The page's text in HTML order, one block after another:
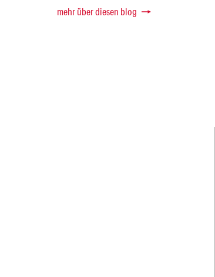
mehr über diesen blog